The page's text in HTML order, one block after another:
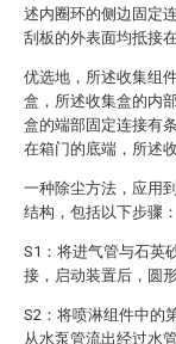
述内圈环的侧边固定
刮板的外表面均抵接
优选地，所述收集组
盒，所述收集盒的内
盒的端部固定连接有
在箱门的底端，所述
一种除尘方法，应用
结构，包括以下步骤：
S1：将进气管与石英
接，启动装置后，圆
S2：将喷淋组件中的
从水泵管流出经过水